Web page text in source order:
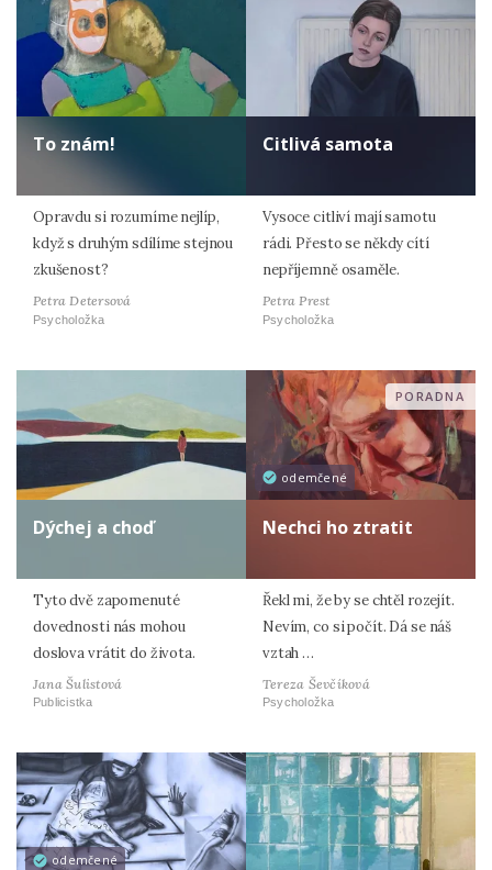
To znám!
Opravdu si rozumíme nejlíp,
když s druhým sdílíme stejnou
zkušenost?
Petra Detersová
Psycholožka
Citlivá samota
Vysoce citliví mají samotu
rádi. Přesto se někdy cítí
nepříjemně osaměle.
Petra Prest
Psycholožka
Dýchej a choď
Tyto dvě zapomenuté
dovednosti nás mohou
doslova vrátit do života.
Jana Šulistová
Publicistka
odemčené
PORADNA
Nechci ho ztratit
Řekl mi, že by se chtěl rozejít.
Nevím, co si počít. Dá se náš
vztah …
Tereza Ševčíková
Psycholožka
odemčené